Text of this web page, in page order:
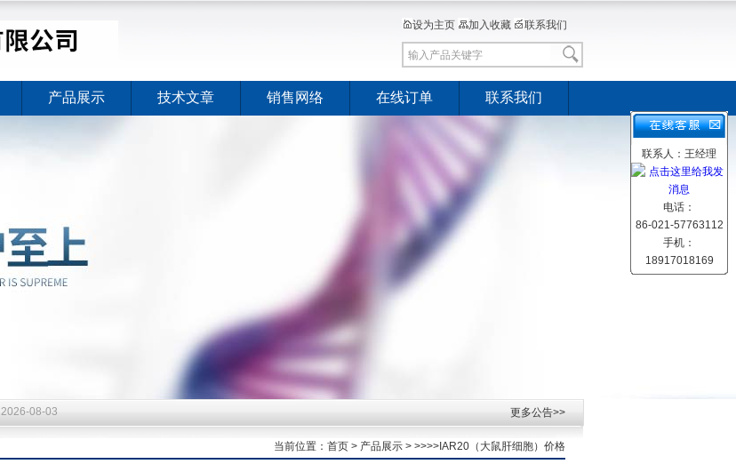
设为主页 加入收藏 联系我们
产品展示 技术文章 销售网络 在线订单 联系我们
2026-08-03 更多公告>>
当前位置： 首页 > 产品展示 > >>>>IAR20（大鼠肝细胞）价格
联系人：王经理
电话：
86-021-57763112
手机：
18917018169